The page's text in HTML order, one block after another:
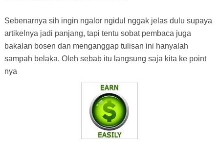
Sebenarnya sih ingin ngalor ngidul nggak jelas dulu supaya
artikelnya jadi panjang, tapi tentu sobat pembaca juga
bakalan bosen dan menganggap tulisan ini hanyalah
sampah belaka. Oleh sebab itu langsung saja kita ke point
nya